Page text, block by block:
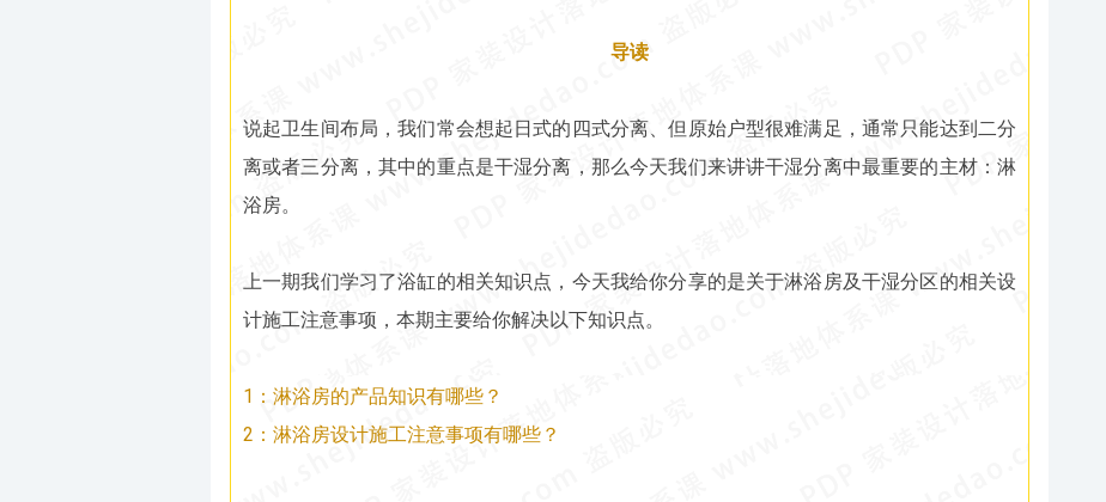
导读
说起卫生间布局，我们常会想起日式的四式分离、但原始户型很难满足，通常只能达到二分
离或者三分离，其中的重点是干湿分离，那么今天我们来讲讲干湿分离中最重要的主材：淋
浴房。
上一期我们学习了浴缸的相关知识点，今天我给你分享的是关于淋浴房及干湿分区的相关设
计施工注意事项，本期主要给你解决以下知识点。
1：淋浴房的产品知识有哪些？
2：淋浴房设计施工注意事项有哪些？